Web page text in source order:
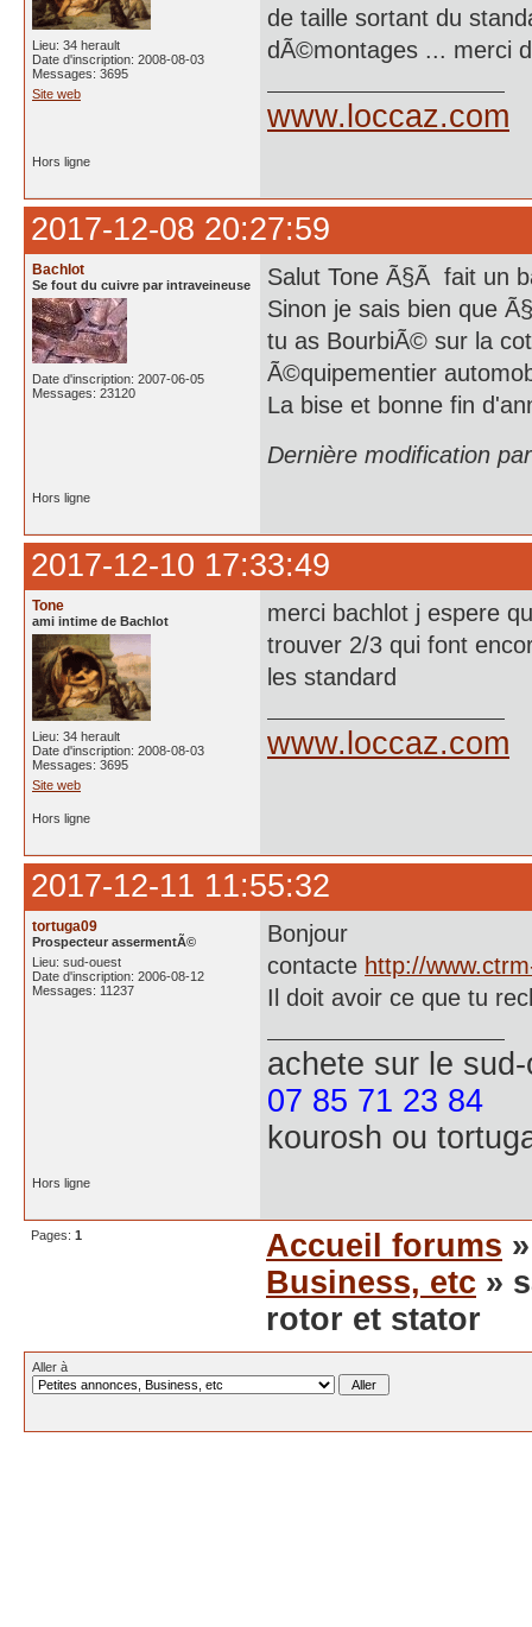
Lieu: 34 herault
Date d'inscription: 2008-08-03
Messages: 3695
Site web
de taille sortant du
dÃ©montages ... merci
www.loccaz.com
Hors ligne
2017-12-08 20:27:59
Bachlot
Se fout du cuivre par intraveineuse
Date d'inscription: 2007-06-05
Messages: 23120
Salut Tone Ã§Ã fait un
Sinon je sais bien que
tu as BourbiÃ© sur la
Ã©quipementier
La bise et bonne fin
Dernière modification
Hors ligne
2017-12-10 17:33:49
Tone
ami intime de Bachlot
Lieu: 34 herault
Date d'inscription: 2008-08-03
Messages: 3695
Site web
merci bachlot j espere
trouver 2/3 qui font
les standard
www.loccaz.com
Hors ligne
2017-12-11 11:55:32
tortuga09
Prospecteur assermentÃ©
Lieu: sud-ouest
Date d'inscription: 2006-08-12
Messages: 11237
Bonjour
contacte http://
Il doit avoir ce que tu
achete sur le
07 85 71 23 84
kourosh ou
Hors ligne
Pages: 1 Accueil forums
Business, etc »
rotor et stator
Aller à